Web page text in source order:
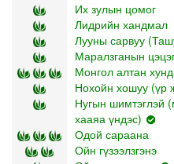
Их зулын цомог
Лидрийн хандмал
Лууны сарвуу
Маралзганын
Монгол алтан
Нохойн хошуу (үр
Нугын шимтэглэй
хааяа үндэс)
Одой сараана
Ойн гүзээлзгэнэ